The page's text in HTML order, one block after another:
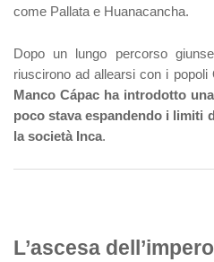
come Pallata e Huanacancha.
Dopo un lungo percorso
riuscirono ad allearsi con i popoli
Manco Cápac ha introdotto
poco stava espandendo i limiti
la società Inca.
L’ascesa